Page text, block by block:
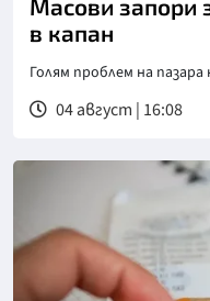
Масови запори
в капан
Голям проблем на
04 август | 16:08